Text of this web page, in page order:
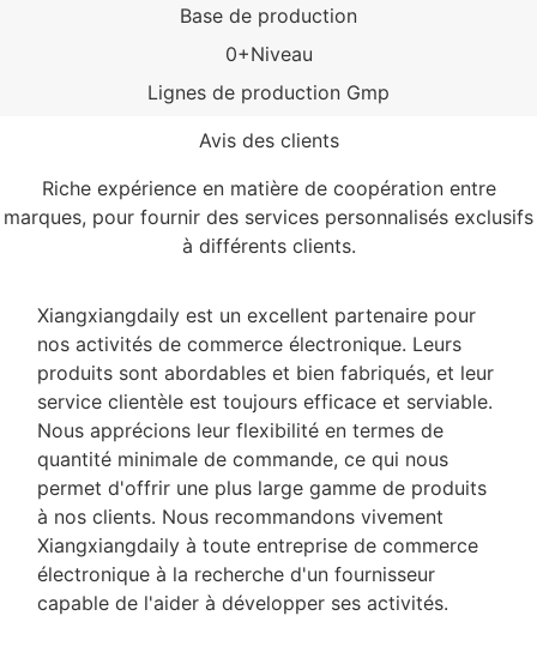
Base de production
Lignes de production Gmp
0+Niveau
Avis des clients
Riche expérience en matière de coopération entre
marques, pour fournir des services personnalisés exclusifs
à différents clients.
Xiangxiangdaily est un excellent partenaire pour
nos activités de commerce électronique. Leurs
produits sont abordables et bien fabriqués, et leur
service clientèle est toujours efficace et serviable.
Nous apprécions leur flexibilité en termes de
quantité minimale de commande, ce qui nous
permet d'offrir une plus large gamme de produits
à nos clients. Nous recommandons vivement
Xiangxiangdaily à toute entreprise de commerce
électronique à la recherche d'un fournisseur
capable de l'aider à développer ses activités.